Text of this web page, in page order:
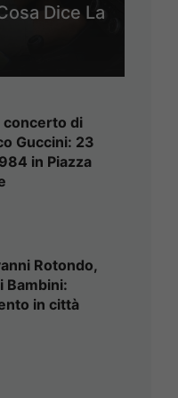
Dice La
concerto di
Guccini: 23
in Piazza
Rotondo,
Bambini:
in città